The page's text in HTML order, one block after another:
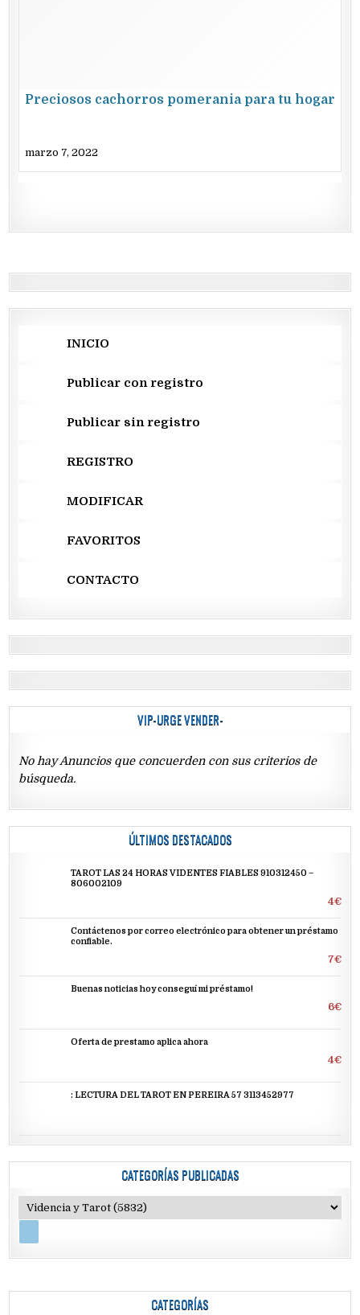
Preciosos cachorros pomerania para tu hogar
marzo 7, 2022
INICIO
Publicar con registro
Publicar sin registro
REGISTRO
MODIFICAR
FAVORITOS
CONTACTO
VIP-URGE VENDER-
No hay Anuncios que concuerden con sus criterios de
búsqueda.
ÚLTIMOS DESTACADOS
TAROT LAS 24 HORAS VIDENTES FIABLES 910312450 –
806002109
4€
Contáctenos por correo electrónico para obtener un préstamo
confiable.
7€
Buenas noticias hoy conseguí mi préstamo!
6€
Oferta de prestamo aplica ahora
4€
: LECTURA DEL TAROT EN PEREIRA 57 3113452977
CATEGORÍAS PUBLICADAS
CATEGORÍAS